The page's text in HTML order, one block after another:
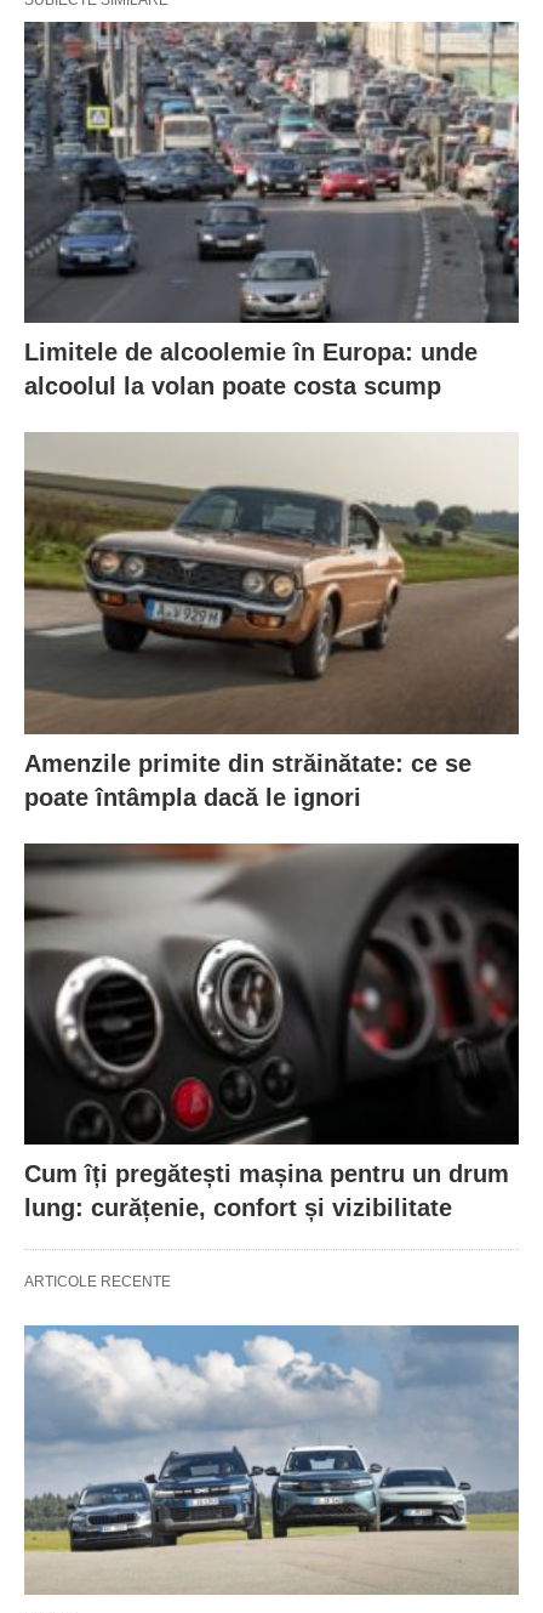
Limitele de alcoolemie în Europa: unde
alcoolul la volan poate costa scump
Amenzile primite din străinătate: ce se
poate întâmpla dacă le ignori
Cum îți pregătești mașina pentru un drum
lung: curățenie, confort și vizibilitate
ARTICOLE RECENTE